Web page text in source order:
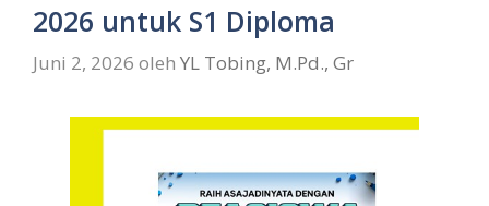
2026 untuk S1 Diploma
Juni 2, 2026 oleh YL Tobing, M.Pd., Gr